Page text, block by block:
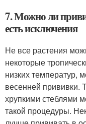
7. Можно ли
есть исключения
Не все растения
некоторые
низких температур,
весенней прививки.
хрупкими стеблями
такой процедуры.